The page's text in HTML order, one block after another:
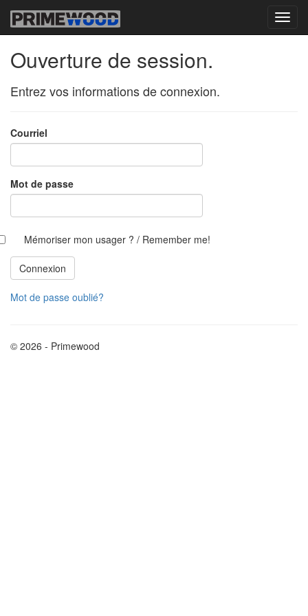
Ouverture de session.
Entrez vos informations de connexion.
Courriel
Mot de passe
Mémoriser mon usager ? / Remember me!
Mot de passe oublié?
© 2026 - Primewood